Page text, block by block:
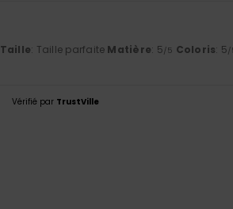
Taille: Taille parfaite Matière: 5 /5 Coloris: 5 /
Vérifié par TrustVille